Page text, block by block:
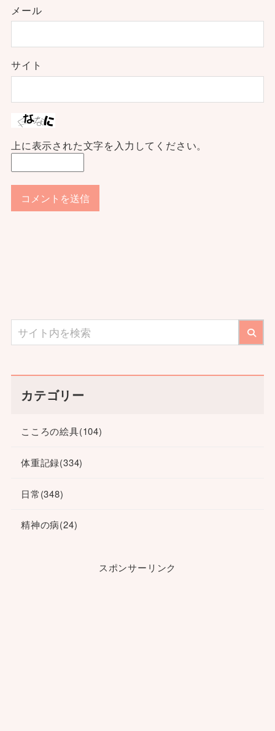
メール
サイト
上に表示された文字を入力してください。
カテゴリー
こころの絵具(104)
体重記録(334)
日常(348)
精神の病(24)
スポンサーリンク